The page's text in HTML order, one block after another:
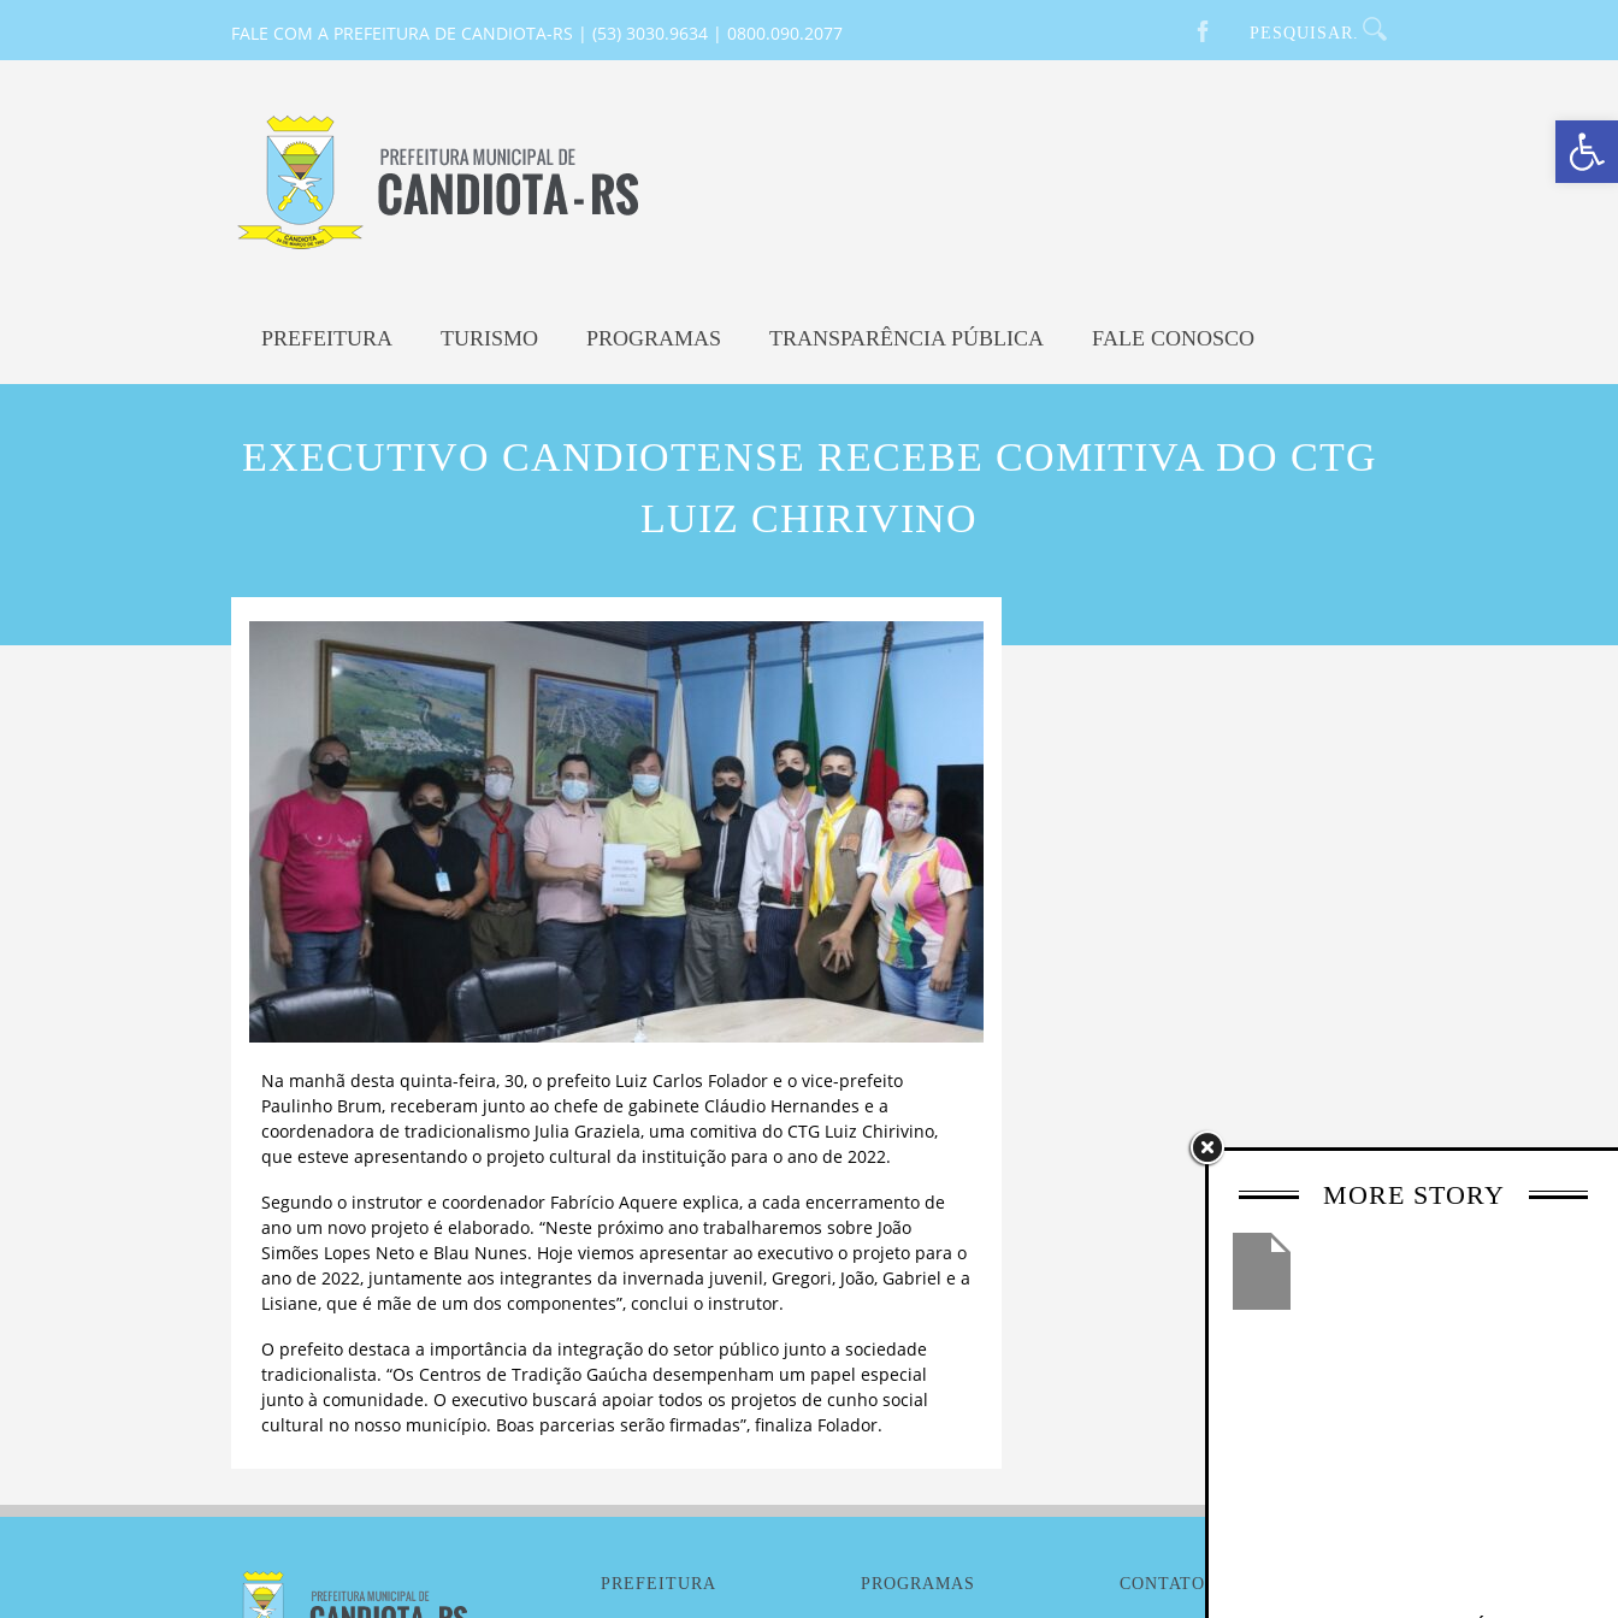
Barra de Ferramentas Aberta
FALE COM A PREFEITURA DE CANDIOTA-RS | (53) 3030.9634 | 0800.090.2077
PREFEITURA TURISMO PROGRAMAS TRANSPARÊNCIA PÚBLICA FALE CONOSCO
EXECUTIVO CANDIOTENSE RECEBE COMITIVA DO CTG
LUIZ CHIRIVINO
Na manhã desta quinta-feira, 30, o prefeito Luiz Carlos Folador e o vice-prefeito
Paulinho Brum, receberam junto ao chefe de gabinete Cláudio Hernandes e a
coordenadora de tradicionalismo Julia Graziela, uma comitiva do CTG Luiz Chirivino,
que esteve apresentando o projeto cultural da instituição para o ano de 2022.
Segundo o instrutor e coordenador Fabrício Aquere explica, a cada encerramento de
ano um novo projeto é elaborado. “Neste próximo ano trabalharemos sobre João
Simões Lopes Neto e Blau Nunes. Hoje viemos apresentar ao executivo o projeto para o
ano de 2022, juntamente aos integrantes da invernada juvenil, Gregori, João, Gabriel e a
Lisiane, que é mãe de um dos componentes”, conclui o instrutor.
O prefeito destaca a importância da integração do setor público junto a sociedade
tradicionalista. “Os Centros de Tradição Gaúcha desempenham um papel especial
junto à comunidade. O executivo buscará apoiar todos os projetos de cunho social
cultural no nosso município. Boas parcerias serão firmadas”, finaliza Folador.
MORE STORY
PREFEITURA PROGRAMAS CONTATO